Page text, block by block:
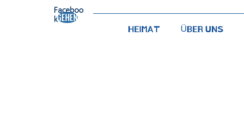
Faceboo
k​GEHEN
HEIMAT ÜBER UNS